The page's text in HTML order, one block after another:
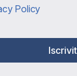
Policy